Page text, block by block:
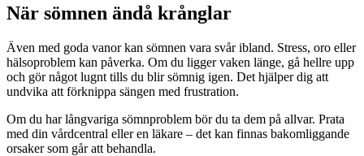
När sömnen ändå krånglar
Även med goda vanor kan sömnen vara svår ibland. Stress, oro eller
hälsoproblem kan påverka. Om du ligger vaken länge, gå hellre upp
och gör något lugnt tills du blir sömnig igen. Det hjälper dig att
undvika att förknippa sängen med frustration.
Om du har långvariga sömnproblem bör du ta dem på allvar. Prata
med din vårdcentral eller en läkare – det kan finnas bakomliggande
orsaker som går att behandla.